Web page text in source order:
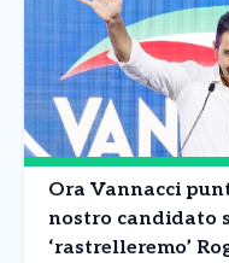
Ora Vannacci
nostro candidato
‘rastrelleremo’